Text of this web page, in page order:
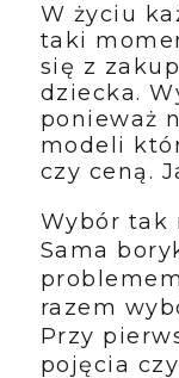
W życiu
taki
się z
dziecka.
ponieważ
modeli
czy ceną.
Wybór tak
Sama
razem
Przy
pojęcia